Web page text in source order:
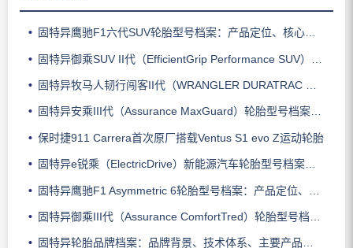
固特异鹰驰F1六代SUV轮胎型号档案：产品定位、核心技术、适用车型与使用场景
固特异御乘SUV II代（EfficientGrip Performance SUV）轮胎型号档案：产品定位、核心技术、适用车型与使用场景
固特异牧马人韧行闯客II代（WRANGLER DURATRAC RT）轮胎型号档案：产品定位、核心技术、适用车型与使用场景
固特异安乘III代（Assurance MaxGuard）轮胎型号档案：产品定位、核心技术、适用车型与使用场景
保时捷911 Carrera首次原厂搭载Ventus S1 evo Z运动轮胎
固特异e锐乘（ElectricDrive）新能源汽车轮胎型号档案：产品定位、核心技术、适用车型与使用场景
固特异鹰驰F1 Asymmetric 6轮胎型号档案：产品定位、核心技术、适用车型与使用场景
固特异御乘III代（Assurance ComfortTred）轮胎型号档案：产品定位、核心技术、适用车型与使用场景
固特异轮胎品牌档案：品牌背景、技术体系、主要产品系列与适用场景